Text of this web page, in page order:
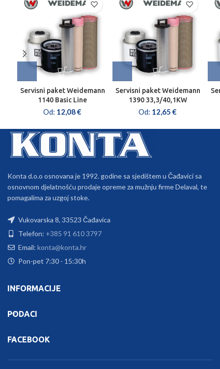
Servisni paket Weidemann
1140 Basic Line
Od: 12,08€
Servisni paket Weidemann
1390 33,3/40,1KW
Od: 12,65 €
Konta d.o.o osnovana je 1992. godine sa sjedištem u Čađavici sa
osnovnom djelatnošću prodaje opreme za mužnju firme Delaval, te
pomagalima za uzgoj stoke.
Vukovarska 8, 33523 Čađavica
Telefon: +385 91 610 3797
Email: konta@konta.hr
Pon-pet 7:30 - 15:30h
INFORMACIJE
PODACI
FACEBOOK